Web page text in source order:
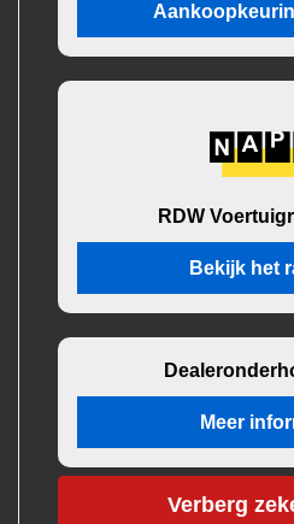
RDW
Bekijk het
Meer
Verberg